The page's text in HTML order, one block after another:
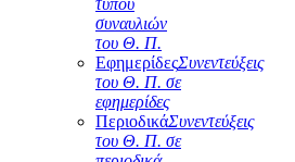
τύπου
συναυλιών
του Θ. Π.
ΕφημερίδεςΣυνεντεύξεις
του Θ. Π. σε
εφημερίδες
ΠεριοδικάΣυνεντεύξεις
του Θ. Π. σε